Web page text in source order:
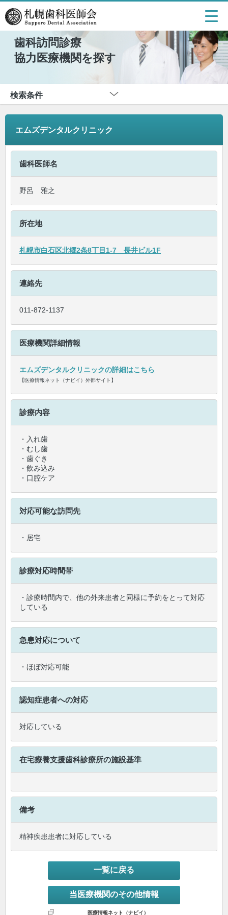
歯科訪問診療
協力医療機関を探す
検索条件
エムズデンタルクリニック
歯科医師名
野呂 雅之
所在地
札幌市白石区北郷2条8丁目1-7 長井ビル1F
連絡先
011-872-1137
医療機関詳細情報
エムズデンタルクリニックの詳細はこちら
【医療情報ネット（ナビイ）外部サイト】
診療内容
・入れ歯
・むし歯
・歯ぐき
・飲み込み
・口腔ケア
対応可能な訪問先
・居宅
診療対応時間帯
・診療時間内で、他の外来患者と同様に予約をとって対応
している
急患対応について
・ほぼ対応可能
認知症患者への対応
対応している
在宅療養支援歯科診療所の施設基準
備考
精神疾患患者に対応している
一覧に戻る
当医療機関のその他情報
医療情報ネット（ナビイ）